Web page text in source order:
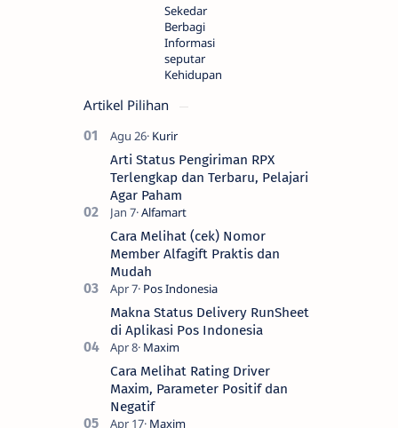
Sekedar
Berbagi
Informasi
seputar
Kehidupan
Artikel Pilihan
Arti Status Pengiriman RPX
Terlengkap dan Terbaru, Pelajari
Agar Paham
Cara Melihat (cek) Nomor
Member Alfagift Praktis dan
Mudah
Makna Status Delivery RunSheet
di Aplikasi Pos Indonesia
Cara Melihat Rating Driver
Maxim, Parameter Positif dan
Negatif